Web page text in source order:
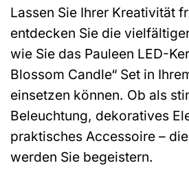
Lassen Sie Ihrer Kreativität
entdecken Sie die
wie Sie das Pauleen LED-
Blossom Candle“ Set in
einsetzen können. Ob als
Beleuchtung, dekoratives
praktisches Accessoire –
werden Sie begeistern.